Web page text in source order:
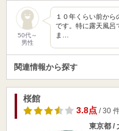
50代～
男性
１０年くらい前か
です。特に露天風呂
ま…
関連情報から探す
桜館
3.8点/ 30
東京都 /